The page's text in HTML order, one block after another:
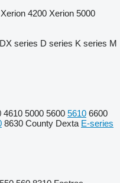
Xerion 4200 Xerion 5000
DX series D series K series M
4610 5000 5600 5610 6600
8630 County Dexta E-series